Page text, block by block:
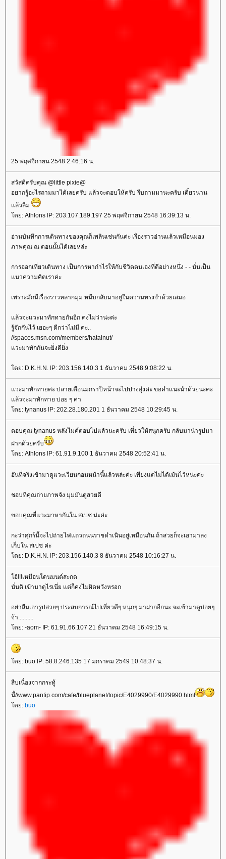
25 พฤศจิกายน 2548 2:46:16 น.
สวัสดีครับคุณ @little pixie@
อยากรู้อะไรถามมาได้เลยครับ แล้วจะตอบให้ครับ รีบถามมานะครับ เดี๋ยวนาน
ล้วลืม
ดย: Athlons IP: 203.107.189.197 25 พฤศจิกายน 2548 16:39:13 น.
อ่านบันทึกการเดินทางของคุณก็เพลินเช่นกันค่ะ เรื่องราวอ่านแล้วเหมือนมอง
ภาพคุณ ณ ตอนนั้นได้เลยหล่ะ
การออกเที่ยวเดินทาง เป็นการหากำไรให้กับชีวิตตนเองที่ดีอย่างหนึ่ง - - นั่นเป็น
นวความคิดเราค่ะ
เพราะมักมีเรื่องราวหลากมุม หนีบกลับมาอยู่ในความทรงจำด้วยเสมอ
ล้วจะแวะมาทักทายกันอีก คงไม่ว่าน่ะค่ะ
รู้จักกันไว้ เยอะๆ ดีกว่าไม่มี ค่ะ..
//spaces.msn.com/members/hatainut/
วะมาทักกันจะยิ่งดียิ่ง
ดย: D.K.H.N. IP: 203.156.140.3 1 ธันวาคม 2548 9:08:22 น.
วะมาทักทายค่ะ ปลายเดือนมกราปีหน้าจะไปปางอุ๋งค่ะ ขอคำแนะนำด้วยนะคะ
ล้วจะมาทักทาย บ่อย ๆ ค่า
ดย: tynanus IP: 202.28.180.201 1 ธันวาคม 2548 10:29:45 น.
ตอบคุณ tynanus หลังไมค์ตอบไปแล้วนะครับ เที่ยวให้สนุกครับ กลับมานำรูปมา
ฝากด้วยครับ
ดย: Athlons IP: 61.91.9.100 1 ธันวาคม 2548 20:52:41 น.
อันที่จริงเข้ามาดูแวะเวียนก่อนหน้านี้แล้วหล่ะค่ะ เพียงแต่ไม่ได้เม้นไว้หน่ะค่ะ
ชอบที่คุณถ่ายภาพจัง มุมมันดูสวยดี
ขอบคุณที่แวะมาหากันใน สเปซ น่ะค่ะ
กะว่าศุกร์นี้จะไปถ่ายไฟแถวถนนราชดำเนินอยู่เหมือนกัน ถ้าสวยก็จะเอามาลง
เก็บใน สเปซ ค่ะ
ดย: D.K.H.N. IP: 203.156.140.3 8 ธันวาคม 2548 10:16:27 น.
อ้!!!เหมือนโดนมนต์สะกด
นั่นดิ เข้ามาดูไรเนี่ย แต่ก็คงไม่ผิดหวังหรอก
อย่าลืมเอารูปสวยๆ ประสบการณ์ไปเที่ยวดีๆ หนุกๆ มาฝากอีกนะ จะเข้ามาดูบ่อยๆ
จ้า..........
ดย: -aom- IP: 61.91.66.107 21 ธันวาคม 2548 16:49:15 น.
ดย: buo IP: 58.8.246.135 17 มกราคม 2549 10:48:37 น.
สืบเนื่องจากกระทู้
นี้//www.pantip.com/cafe/blueplanet/topic/E4029990/E4029990.html
ดย: buo